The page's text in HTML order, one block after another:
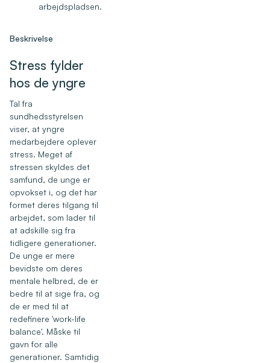
arbejdspladsen.
Beskrivelse
Stress fylder
hos de yngre
Tal fra
sundhedsstyrelsen
viser, at yngre
medarbejdere oplever
stress. Meget af
stressen skyldes det
samfund, de unge er
opvokset i, og det har
formet deres tilgang til
arbejdet, som lader til
at adskille sig fra
tidligere generationer.
De unge er mere
bevidste om deres
mentale helbred, de er
bedre til at sige fra, og
de er med til at
redefinere 'work-life
balance'. Måske til
gavn for alle
generationer. Samtidig